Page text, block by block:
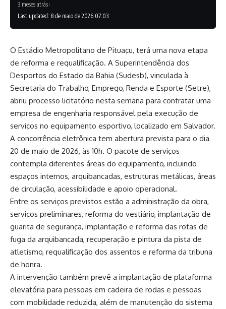
Last updated: 8 de maio de 2026 07:03
3 meses atrás
O Estádio Metropolitano de Pituaçu, terá uma nova etapa
de reforma e requalificação. A Superintendência dos
Desportos do Estado da Bahia (Sudesb), vinculada à
Secretaria do Trabalho, Emprego, Renda e Esporte (Setre),
abriu processo licitatório nesta semana para contratar uma
empresa de engenharia responsável pela execução de
serviços no equipamento esportivo, localizado em Salvador.
A concorrência eletrônica tem abertura prevista para o dia
20 de maio de 2026, às 10h. O pacote de serviços
contempla diferentes áreas do equipamento, incluindo
espaços internos, arquibancadas, estruturas metálicas, áreas
de circulação, acessibilidade e apoio operacional.
Entre os serviços previstos estão a administração da obra,
serviços preliminares, reforma do vestiário, implantação de
guarita de segurança, implantação e reforma das rotas de
fuga da arquibancada, recuperação e pintura da pista de
atletismo, requalificação dos assentos e reforma da tribuna
de honra.
A intervenção também prevê a implantação de plataforma
elevatória para pessoas em cadeira de rodas e pessoas
com mobilidade reduzida, além de manutenção do sistema